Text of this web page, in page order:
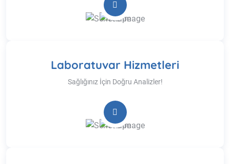
Laboratuvar Hizmetleri
Sağlığınız İçin Doğru Analizler!